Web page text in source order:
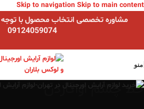
Skip to navigation Skip to main content
مشاوره تخصصی انتخاب محصول با
09124059074
منو
خط چشم اواگاردن